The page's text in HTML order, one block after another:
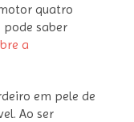
quatro
pode saber
a
em pele de
Ao ser